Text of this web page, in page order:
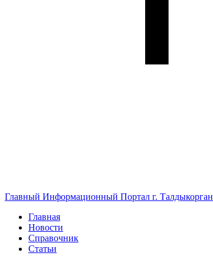
Главный Информационный Портал г. Талдыкорган
Главная
Новости
Справочник
Статьи